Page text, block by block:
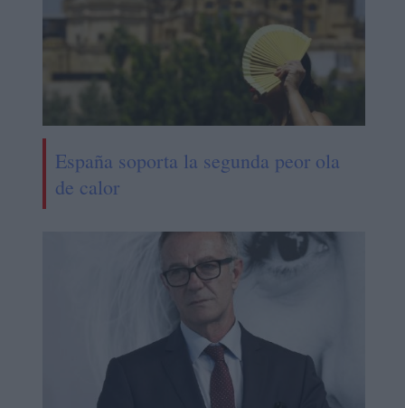
España soporta la segunda peor ola
de calor